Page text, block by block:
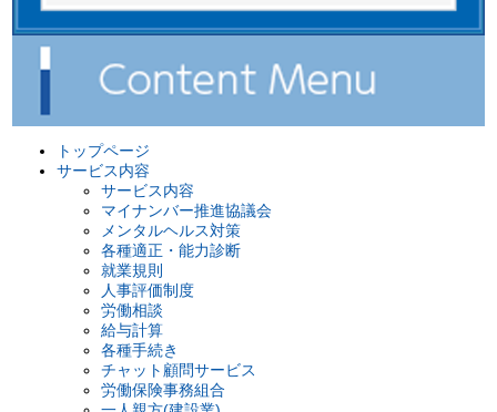
トップページ
サービス内容
サービス内容
マイナンバー推進協議会
メンタルヘルス対策
各種適正・能力診断
就業規則
人事評価制度
労働相談
給与計算
各種手続き
チャット顧問サービス
労働保険事務組合